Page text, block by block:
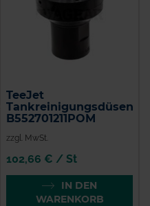
TeeJet
Tankreinigungsdüsen
B552701211POM
zzgl. MwSt.
102,66 € / St
IN DEN
WARENKORB